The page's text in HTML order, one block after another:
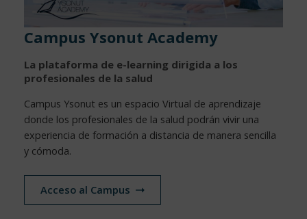
Campus Ysonut Academy
La plataforma de e-learning dirigida a los
profesionales de la salud
Campus Ysonut es un espacio Virtual de aprendizaje
donde los profesionales de la salud podrán vivir una
experiencia de formación a distancia de manera sencilla
y cómoda.
Acceso al Campus